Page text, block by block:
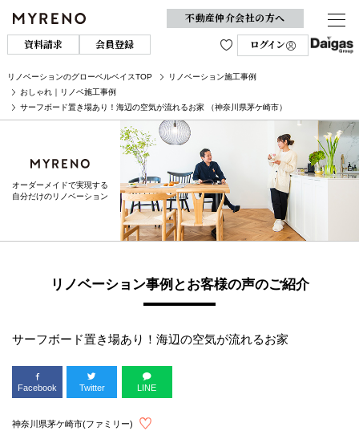
不動産仲介会社の方へ
資料請求
会員登録 ログイン
リノベーションのグローベルベイスTOP
リノベーション施工事例
おしゃれ｜リノベ施工事例
サーフボード置き場あり！海辺の空気が流れるお家 （神奈川県茅ケ崎市）
オーダーメイドで実現する
自分だけのリノベーション
リノベーション事例とお客様の声のご紹介
サーフボード置き場あり！海辺の空気が流れるお家
Facebook Twitter LINE
神奈川県茅ケ崎市(ファミリー)